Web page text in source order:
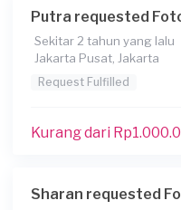
Kapan Anda
21-01-2025
Informasi tambahan
dpasang di menu /
Kurang dari
Putra requested
Sekitar 2 tahun yang lalu
Jakarta Pusat, Jakarta
Request Fulfilled
Kurang dari
Sharan requested